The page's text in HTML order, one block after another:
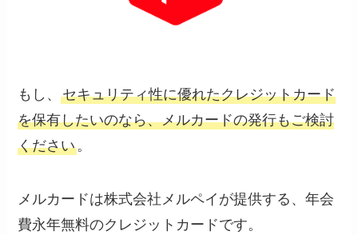
もし、セキュリティ性に優れたクレジットカード
を保有したいのなら、メルカードの発行もご検討
ください。
メルカードは株式会社メルペイが提供する、年会
費永年無料のクレジットカードです。